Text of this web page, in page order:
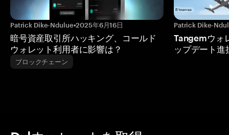
Patrick Dike-Ndulue•2025年6月16日
暗号資産取引所ハッキング、コールド
ウォレット利用者に影響は？
ブロックチェーン
Patrick Dike-
Tangemウォ
ップデート進